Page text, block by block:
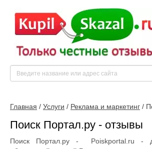
Главная / Услуги / Реклама и маркетинг /
Поиск Портал.ру - отзывы
Поиск Портал.ру - Poiskportal.ru -